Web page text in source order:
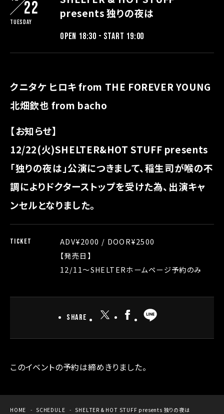
22
Tuesday
presents 独りの夜は
OPEN 18:30 - START 19:00
クニタケ ヒロキ from THE FOREVER YOUNG
北畑欽也 from bacho
【お知らせ】
12/22(火)SHELTER&HOT STUFF presents
「独りの夜は」公演につきまして、稲生司が喉の不
調によりドクターストップを受けた為、出演キャ
ンセルとなりました。
TICKET
ADV¥2000 / DOOR¥2500
【発売日】
12/11〜SHELTERホームページ予約のみ
Share
このイベントの予約は締めきりました。
HOME SCHEDULE SHELTER & HOT STUFF presents 独りの夜は